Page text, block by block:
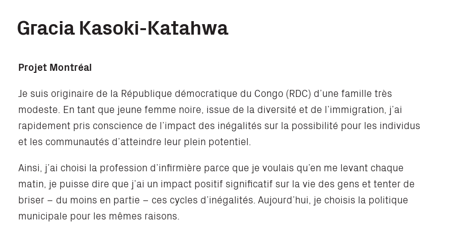
Gracia Kasoki-Katahwa
Projet Montréal
Je suis originaire de la République démocratique du Congo (RDC) d’une famille très
modeste. En tant que jeune femme noire, issue de la diversité et de l’immigration, j’ai
rapidement pris conscience de l’impact des inégalités sur la possibilité pour les individus
et les communautés d’atteindre leur plein potentiel.
Ainsi, j’ai choisi la profession d’infirmière parce que je voulais qu’en me levant chaque
matin, je puisse dire que j’ai un impact positif significatif sur la vie des gens et tenter de
briser – du moins en partie – ces cycles d’inégalités. Aujourd’hui, je choisis la politique
municipale pour les mêmes raisons.